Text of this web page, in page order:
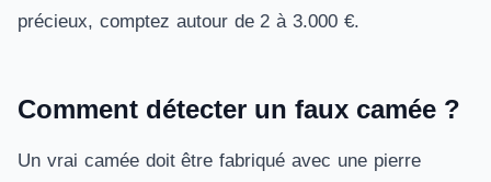
précieux, comptez autour de 2 à 3.000 €.
Comment détecter un faux camée ?
Un vrai camée doit être fabriqué avec une pierre